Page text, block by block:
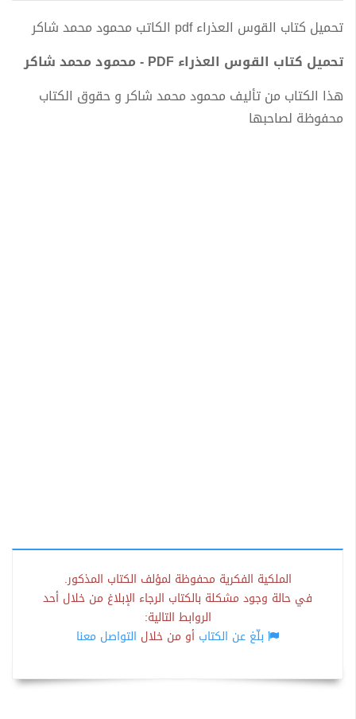
تحميل كتاب القوس العذراء pdf الكاتب محمود محمد شاكر
تحميل كتاب القوس العذراء PDF - محمود محمد شاكر
هذا الكتاب من تأليف محمود محمد شاكر و حقوق الكتاب
محفوظة لصاحبها
الملكية الفكرية محفوظة لمؤلف الكتاب المذكور.
في حالة وجود مشكلة بالكتاب الرجاء الإبلاغ من خلال أحد
الروابط التالية:
بلّغ عن الكتاب أو من خلال التواصل معنا